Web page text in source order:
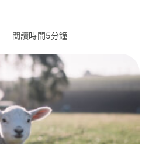
閱讀時間5分鐘